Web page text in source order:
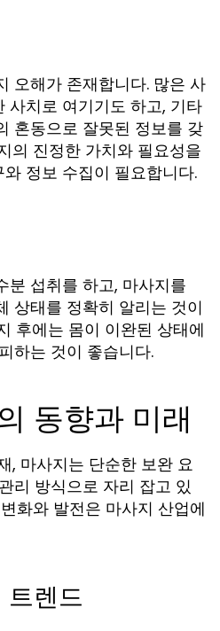
오해가 존재합니다. 많은 사
사치로 여기기도 하고, 기타
혼동으로 잘못된 정보를 갖
의 진정한 가치와 필요성을
정보 수집이 필요합니다.
분 섭취를 하고, 마사지를
상태를 정확히 알리는 것이
후에는 몸이 이완된 상태에
하는 것이 좋습니다.
동향과 미래
, 마사지는 단순한 보완 요
리 방식으로 자리 잡고 있
화와 발전은 마사지 산업에
렌드